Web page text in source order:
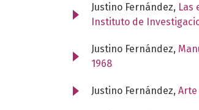
Justino Fernández, Las
Instituto de
Justino Fernández,
1968
Justino Fernández,